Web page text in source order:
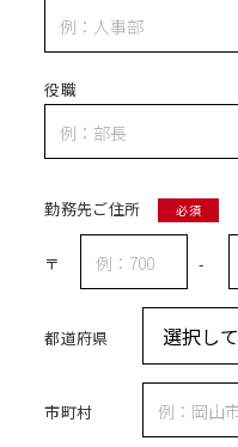
役職
勤務先ご住所 必須
〒 -
都道府県
市町村